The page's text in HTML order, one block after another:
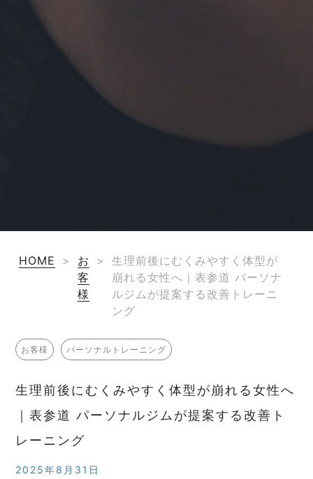
HOME >
お
客
様
>
生理前後にむくみやすく体型が
崩れる女性へ｜表参道 パーソナ
ルジムが提案する改善トレーニ
ング
お客様 パーソナルトレーニング
生理前後にむくみやすく体型が崩れる女性へ
｜表参道 パーソナルジムが提案する改善ト
レーニング
2025年8月31日